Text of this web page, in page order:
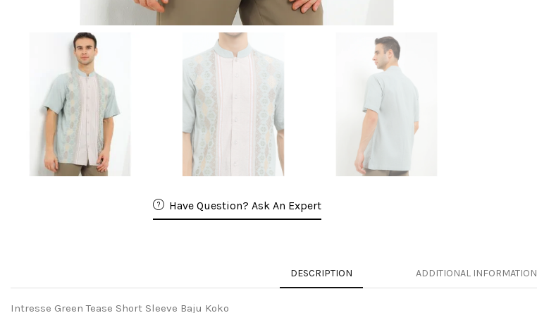
Have Question? Ask An Expert
DESCRIPTION ADDITIONAL INFORMATION
Intresse Green Tease Short Sleeve Baju Koko